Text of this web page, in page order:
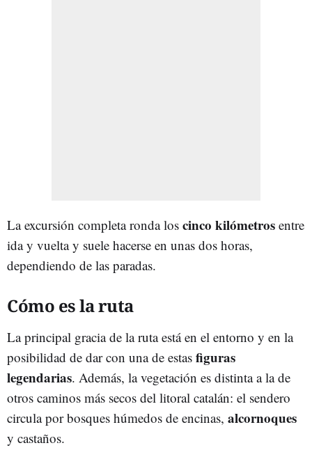
La excursión completa ronda los cinco kilómetros entre
ida y vuelta y suele hacerse en unas dos horas,
dependiendo de las paradas.
Cómo es la ruta
La principal gracia de la ruta está en el entorno y en la
posibilidad de dar con una de estas figuras
legendarias. Además, la vegetación es distinta a la de
otros caminos más secos del litoral catalán: el sendero
circula por bosques húmedos de encinas, alcornoques
y castaños.